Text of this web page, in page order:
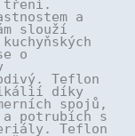
tření.
a
slouží
o
Teflon
díky
spojů,
a potrubích s
Teflon